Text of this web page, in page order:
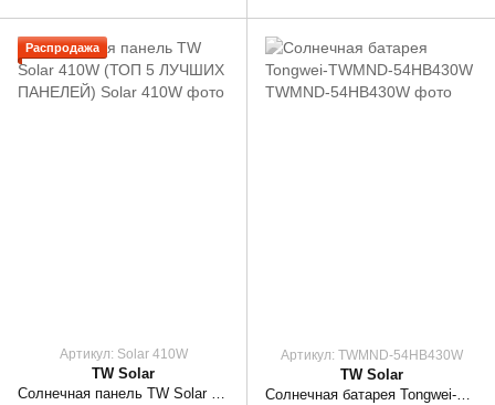
Распродажа
Артикул: Solar 410W
TW Solar
Солнечная панель TW Solar 410W (ТОП 5 ЛУЧШИХ ПАНЕЛЕЙ)
Артикул: TWMND-54HB430W
TW Solar
Солнечная батарея Tongwei-TWMND-54HB430W